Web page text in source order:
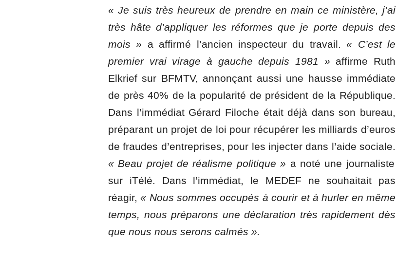
« Je suis très heureux de prendre en main ce ministère, j’ai
très hâte d’appliquer les réformes que je porte depuis des
mois » a affirmé l’ancien inspecteur du travail. « C’est le
premier vrai virage à gauche depuis 1981 » affirme Ruth
Elkrief sur BFMTV, annonçant aussi une hausse immédiate
de près 40% de la popularité de président de la République.
Dans l’immédiat Gérard Filoche était déjà dans son bureau,
préparant un projet de loi pour récupérer les milliards d’euros
de fraudes d’entreprises, pour les injecter dans l’aide sociale.
« Beau projet de réalisme politique » a noté une journaliste
sur iTélé. Dans l’immédiat, le MEDEF ne souhaitait pas
réagir,« Nous sommes occupés à courir et à hurler en même
temps, nous préparons une déclaration très rapidement dès
que nous nous serons calmés ».